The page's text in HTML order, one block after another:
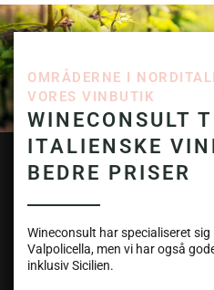
OMRÅDERNE I
VORES VINBUTIK
WINECONSULT
ITALIENSKE
BEDRE PRISER
Wineconsult har specialiseret
Valpolicella, men vi har også
inklusiv Sicilien.